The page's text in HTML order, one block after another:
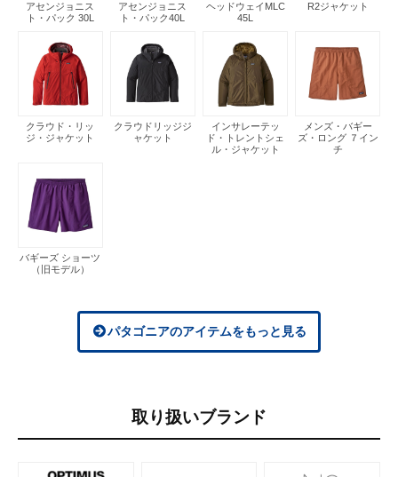
アセンジョニス
ト・パック 30L
アセンジョニス
ト・パック40L
ヘッドウェイMLC
45L
R2ジャケット
クラウド・リッ
ジ・ジャケット
クラウドリッジジ
ャケット
インサレーテッ
ド・トレントシェ
ル・ジャケット
メンズ・バギー
ズ・ロング ７イン
チ
バギーズ ショーツ
（旧モデル）
パタゴニアのアイテムをもっと見る
取り扱いブランド